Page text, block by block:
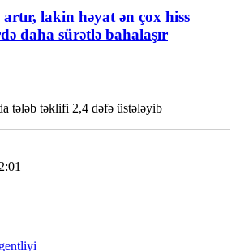
lakin həyat ən çox hiss
daha sürətlə bahalaşır
tələb təklifi 2,4 dəfə üstələyib